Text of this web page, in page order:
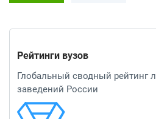
Рейтинги вузов
Глобальный сводный рейтинг
заведений России